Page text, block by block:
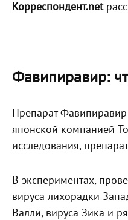
Корреспондент.net
Фавипиравир:
Препарат
японской компанией
исследования,
В экспериментах,
вируса лихорадки
Валли, вируса Зика и